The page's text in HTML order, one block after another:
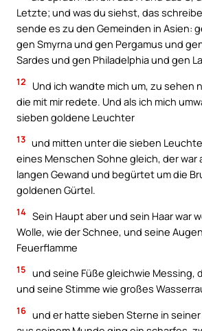
Letzte; und was du siehst, das
sende es zu den Gemeinden in Asien:
gen Smyrna und gen Pergamus und
Sardes und gen Philadelphia und gen
12
Und ich wandte mich um, zu sehen
die mit mir redete. Und als ich mich
sieben goldene Leuchter
13 und mitten unter die sieben
eines Menschen Sohne gleich, der war
langen Gewand und begürtet um die
goldenen Gürtel.
14 Sein Haupt aber und sein Haar war
Wolle, wie der Schnee, und seine
Feuerflamme
15 und seine Füße gleichwie Messing,
und seine Stimme wie großes
16 und er hatte sieben Sterne in